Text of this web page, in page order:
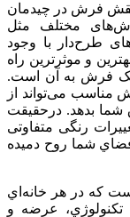
نقش فرش در چیدمان
مختلف مثل
طرح‌دار با وجود
و موثرترین راه
یک فرش به آن است.
و نقش مناسب می‌تواند از
شما بدهد. درحقيقت
رنگی متفاوتی
فضاي شما روح دميده
كه در هر خانه‌اي
عرضه و